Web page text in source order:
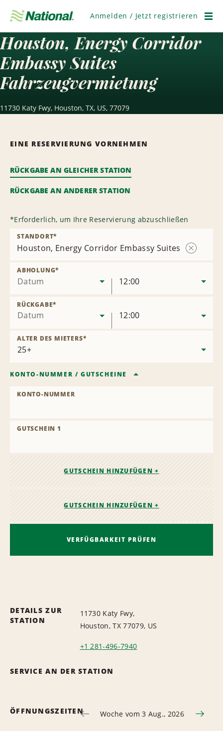
überspringen
Anmelden / Jetzt registrieren
Houston, Energy Corridor
Embassy Suites
Fahrzeugvermietung
11730 Katy Fwy, Houston, TX, US, 77079
EINE RESERVIERUNG VORNEHMEN
RÜCKGABE AN GLEICHER STATION
RÜCKGABE AN ANDERER STATION
*Erforderlich, um Ihre Reservierung abzuschließen
Houston, Energy Corridor Embassy Suites
STANDORT*
Datum
ABHOLUNG*
12:00
Datum
RÜCKGABE*
12:00
ALTER DES MIETERS*
KONTO-NUMMER / GUTSCHEINE
KONTO-NUMMER
GUTSCHEIN 1
GUTSCHEIN HINZUFÜGEN +
GUTSCHEIN HINZUFÜGEN +
VERFÜGBARKEIT PRÜFEN
DETAILS ZUR
STATION
11730 Katy Fwy,
Houston, TX 77079, US
+1 281-496-7940
SERVICE AN DER STATION
ÖFFNUNGSZEITEN Woche vom 3 Aug., 2026